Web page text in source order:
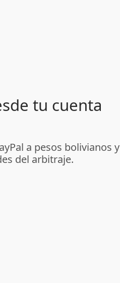
tu cuenta
a pesos bolivianos y
del arbitraje.